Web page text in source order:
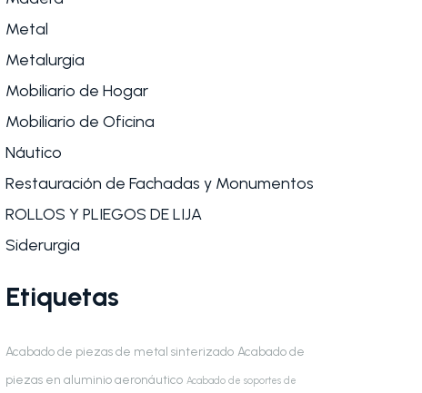
Metal
Metalurgia
Mobiliario de Hogar
Mobiliario de Oficina
Náutico
Restauración de Fachadas y Monumentos
ROLLOS Y PLIEGOS DE LIJA
Siderurgia
Etiquetas
Acabado de piezas de metal sinterizado Acabado de
piezas en aluminio aeronáutico Acabado de soportes de